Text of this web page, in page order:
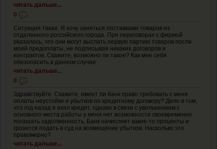
читать дальше...
0
Ситуация такая. Я хочу заняться поставками товаров из
отдаленного российского города. При переговорах с фирмой
оказалось, что они могут выслать первую партию товаров после
моей предоплаты, не подписывая никаких договоров и
контрактов. Скажите, возможно ли такое? Как мне себя
обезопасить в данном случае
читать дальше...
0
Здравствуйте. Скажите, имеет ли банк право требовать с меня
оплаты неустойки и убытков по кредитному договору? Дело в том,
что год назад я взял кредит, однако в связи с увольнением с
основного места работы у меня нет возможности своевременно
погашать задолженность. Банк начисляет какие-то проценты и
грозится подать в суд на возмещение убытков. Насколько это
правомерно?
читать дальше...